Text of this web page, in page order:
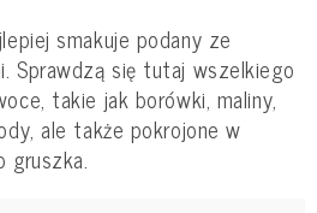
smakuje podany ze
Sprawdzą się tutaj wszelkiego
takie jak borówki, maliny,
ale także pokrojone w
gruszka.